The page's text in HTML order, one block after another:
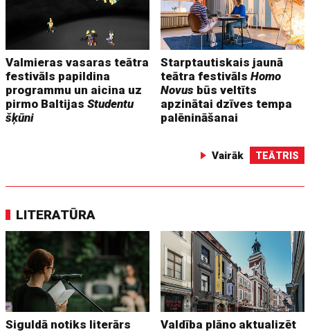
Valmieras vasaras teātra
festivāls papildina
programmu un aicina uz
pirmo BaltijasStudentu
šķūni
Starptautiskais jaunā
teātra festivālsHomo
Novus būs veltīts
apzinātai dzīves tempa
palēnināšanai
Vairāk TEĀTRIS
LITERATŪRA
Siguldā notiks literārs
Valdība plāno aktualizēt